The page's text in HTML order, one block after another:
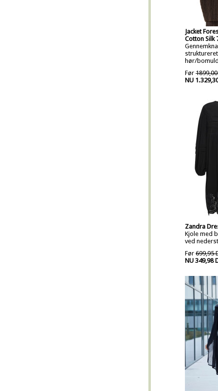
Jacket
Cotton Silk
hør/
Før 1899,00
NU
Zandra
Kjole med
ved
Før 699,95
NU 349,98